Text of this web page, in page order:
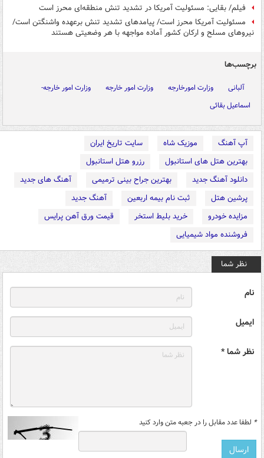
فیلم/ بقایی: مسئولیت آمریکا در تشدید تنش منطقه‌ای محرز است
مسئولیت آمریکا محرز است/ پیامدهای تشدید تنش برعهده واشنگتن است/
نیروهای مسلح و ارکان کشور آماده مواجهه با هر وضعیتی هستند
برچسب‌ها
آلبانی وزارت امورخارجه وزارت امور خارجه
وزارت امور خارجه-
اسماعیل بقائی
آپ آهنگ موزیک شاه
سایت تاریخ ایران
بهترین هتل های استانبول
رزرو هتل استانبول
دانلود آهنگ جدید
بهترین جراح بینی ترمیمی
آهنگ های جدید
پرشین هتل
ثبت نام بیمه اربعین
آهنگ جدید
مزایده خودرو
خرید بلیط استخر
قیمت ورق آهن پرایس
فروشنده مواد شیمیایی
نظر شما
نام
ایمیل
نظر شما *
* لطفا عدد مقابل را در جعبه متن وارد کنید